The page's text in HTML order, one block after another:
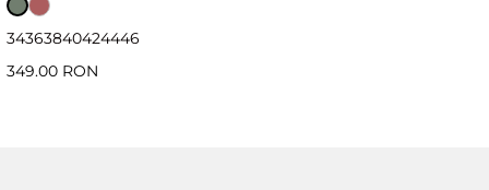
34363840424446
349.00 RON